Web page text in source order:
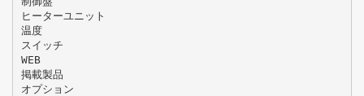
ヒーターユニット
温度
スイッチ
WEB
掲載製品
オプション